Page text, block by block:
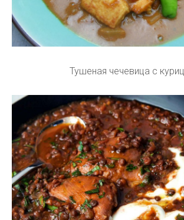
Тушеная чечевица с